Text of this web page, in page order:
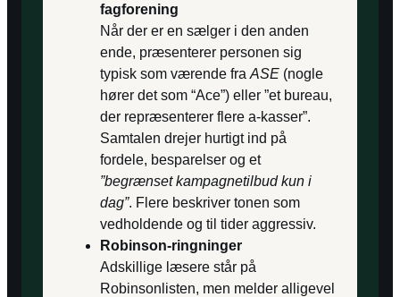
fagforening
Når der er en sælger i den anden
ende, præsenterer personen sig
typisk som værende fra ASE (nogle
hører det som “Ace”) eller ”et bureau,
der repræsenterer flere a-kasser”.
Samtalen drejer hurtigt ind på
fordele, besparelser og et
”begrænset kampagnetilbud kun i
dag”. Flere beskriver tonen som
vedholdende og til tider aggressiv.
Robinson-ringninger
Adskillige læsere står på
Robinsonlisten, men melder alligevel